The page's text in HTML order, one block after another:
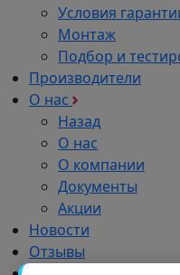
Условия
Монтаж
Подбор и
Производители
О нас
Назад
О нас
О компании
Документы
Акции
Новости
Отзывы